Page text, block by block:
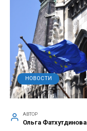
НОВОСТИ
АВТОР
Ольга Фатхутдинова